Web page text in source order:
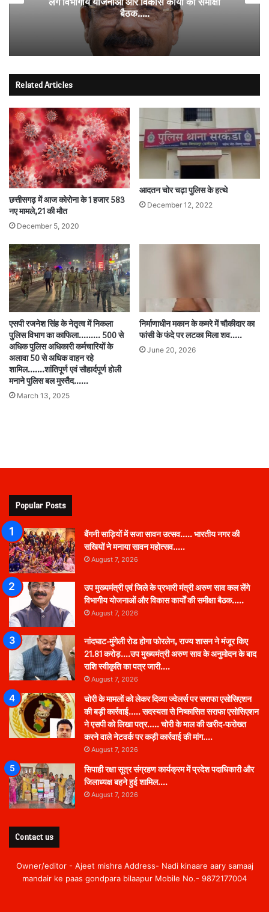
लेंगे विभागीय योजनाओं और विकास कार्यों की समीक्षा
बैठक…..
Related Articles
छत्तीसगढ़ में आज कोरोना के 1 हजार 583
नए मामले,21 की मौत
December 5, 2020
आदतन चोर चढ़ा पुलिस के हत्थे
December 12, 2022
एसपी रजनेश सिंह के नेतृत्व में निकला
पुलिस विभाग का काफिला……… 500 से
अधिक पुलिस अधिकारी कर्मचारियों के
अलावा 50 से अधिक वाहन रहे
शामिल…….शांतिपूर्ण एवं सौहार्दपूर्ण होली
मनाने पुलिस बल मुस्तैद……
March 13, 2025
निर्माणाधीन मकान के कमरे में चौकीदार का
फांसी के फंदे पर लटका मिला शव…..
June 20, 2026
Popular Posts
बैंगनी साड़ियों में सजा सावन उत्सव….. भारतीय नगर की
सखियों ने मनाया सावन महोत्सव…..
August 7, 2026
उप मुख्यमंत्री एवं जिले के प्रभारी मंत्री अरुण साव कल लेंगे
विभागीय योजनाओं और विकास कार्यों की समीक्षा बैठक…..
August 7, 2026
नांदघाट-मुंगेली रोड होगा फोरलेन, राज्य शासन ने मंजूर किए
21.81 करोड़….उप मुख्यमंत्री अरुण साव के अनुमोदन के बाद
राशि स्वीकृति का पत्र जारी….
August 7, 2026
चोरी के मामलों को लेकर दिव्या ज्वेलर्स पर सराफा एसोसिएशन
की बड़ी कार्रवाई….. सदस्यता से निष्कासित सराफा एसोसिएशन
ने एसपी को लिखा पत्र….. चोरी के माल की खरीद-फरोख्त
करने वाले नेटवर्क पर कड़ी कार्रवाई की मांग….
August 7, 2026
सिपाही रक्षा सूत्र संग्रहण कार्यक्रम में प्रदेश पदाधिकारी और
जिलाध्यक्ष बहने हुई शामिल….
August 7, 2026
Contact us
Owner/editor - Ajeet mishra Address- Nadi kinaare aary samaaj
mandair ke paas gondpara bilaapur Mobile No.- 9872177004